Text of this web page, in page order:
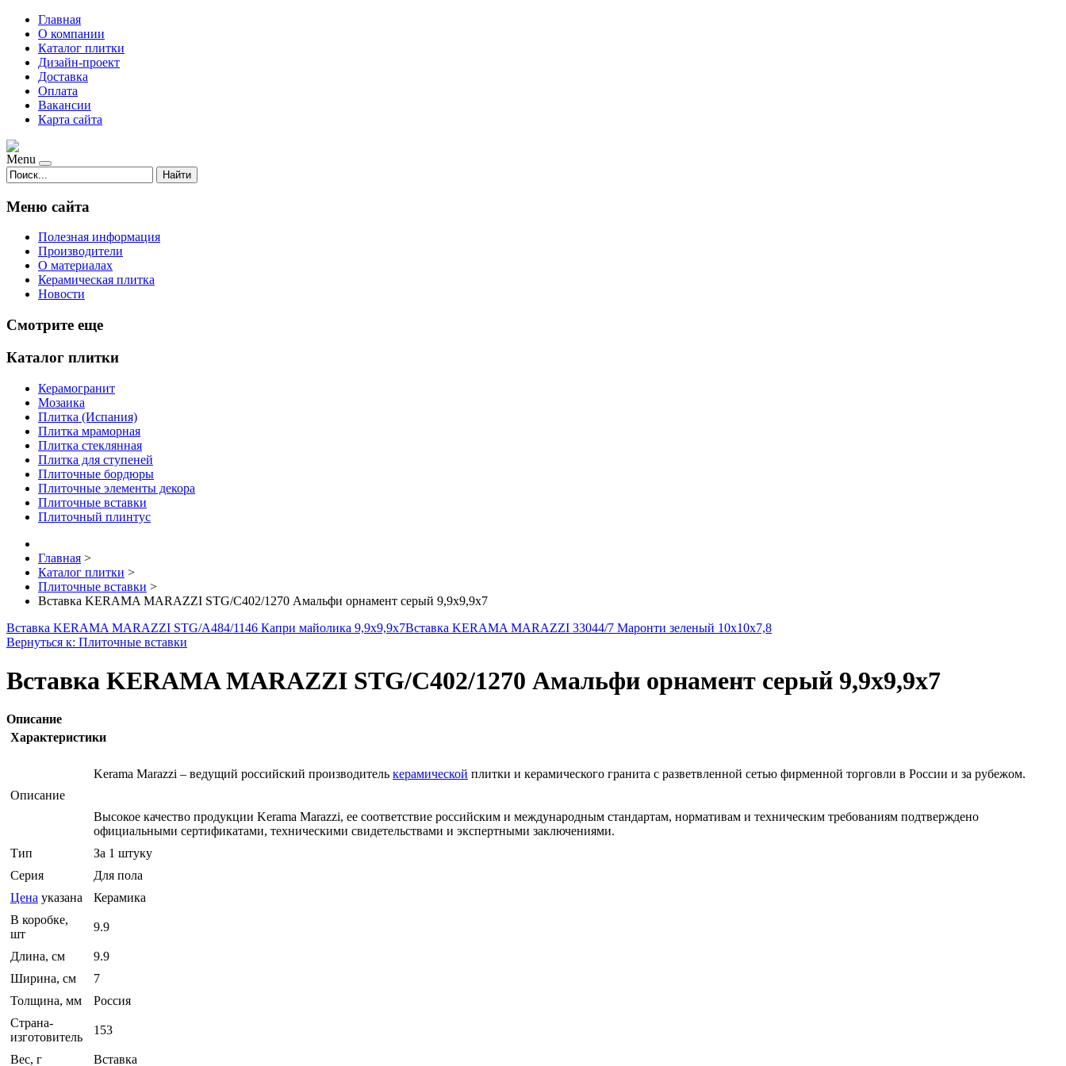
Главная
О компании
Каталог плитки
Дизайн-проект
Доставка
Оплата
Вакансии
Карта сайта
Menu
Найти
Меню сайта
Полезная информация
Производители
О материалах
Керамическая плитка
Новости
Смотрите еще
Каталог плитки
Керамогранит
Мозаика
Плитка (Испания)
Плитка мраморная
Плитка стеклянная
Плитка для ступеней
Плиточные бордюры
Плиточные элементы декора
Плиточные вставки
Плиточный плинтус
Главная >
Каталог плитки >
Плиточные вставки >
Вставка KERAMA MARAZZI STG/C402/1270 Амальфи орнамент серый 9,9х9,9х7
Вставка KERAMA MARAZZI STG/A484/1146 Капри майолика 9,9х9,9х7Вставка KERAMA MARAZZI 33044/7 Маронти зеленый 10х10х7,8
Вернуться к: Плиточные вставки
Вставка KERAMA MARAZZI STG/C402/1270 Амальфи орнамент серый 9,9х9,9х7
Описание
Характеристики
Описание
Kerama Marazzi – ведущий российский производитель керамической плитки и керамического гранита с разветвленной сетью фирменной торговли в России и за рубежом.
Высокое качество продукции Kerama Marazzi, ее соответствие российским и международным стандартам, нормативам и техническим требованиям подтверждено
официальными сертификатами, техническими свидетельствами и экспертными заключениями.
Тип
За 1 штуку
Серия
Для пола
Цена указана
Керамика
В коробке,
шт
9.9
Длина, см
9.9
Ширина, см
7
Толщина, мм
Россия
Страна-
изготовитель
153
Вес, г Вставка